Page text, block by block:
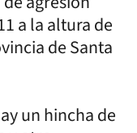
a la altura de
de Santa
un hincha de